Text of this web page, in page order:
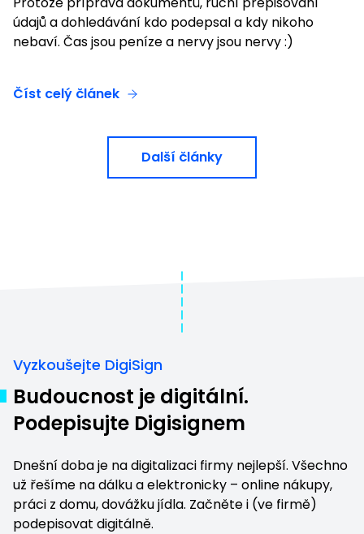
údajů a dohledávání kdo podepsal a kdy nikoho
nebaví. Čas jsou peníze a nervy jsou nervy :)
Číst celý článek
Další články
Vyzkoušejte DigiSign
Budoucnost je digitální.
Podepisujte Digisignem
Dnešní doba je na digitalizaci firmy nejlepší. Všechno
už řešíme na dálku a elektronicky – online nákupy,
práci z domu,dovážku jídla. Začněte i (ve firmě)
podepisovat digitálně.